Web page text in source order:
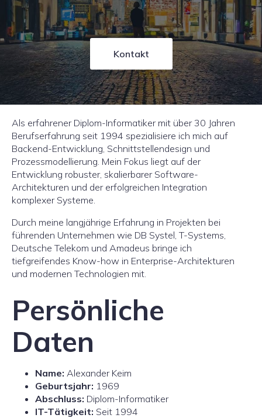
Kontakt
Als erfahrener Diplom-Informatiker mit über 30 Jahren
Berufserfahrung seit 1994 spezialisiere ich mich auf
Backend-Entwicklung, Schnittstellendesign und
Prozessmodellierung. Mein Fokus liegt auf der
Entwicklung robuster, skalierbarer Software-
Architekturen und der erfolgreichen Integration
komplexer Systeme.
Durch meine langjährige Erfahrung in Projekten bei
führenden Unternehmen wie DB Systel, T-Systems,
Deutsche Telekom und Amadeus bringe ich
tiefgreifendes Know-how in Enterprise-Architekturen
und modernen Technologien mit.
Persönliche
Daten
Name: Alexander Keim
Geburtsjahr: 1969
Abschluss: Diplom-Informatiker
IT-Tätigkeit: Seit 1994